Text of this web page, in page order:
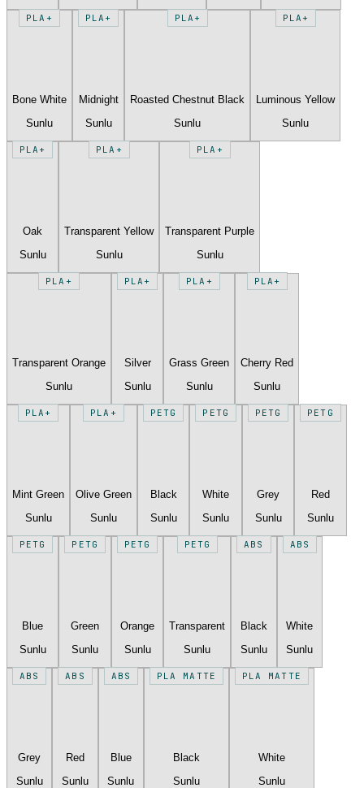
PLA+
Bone White
Sunlu
PLA+
Midnight
Sunlu
PLA+
Roasted Chestnut Black
Sunlu
PLA+
Luminous Yellow
Sunlu
PLA+
Oak
Sunlu
PLA+
Transparent Yellow
Sunlu
PLA+
Transparent Purple
Sunlu
PLA+
Transparent Orange
Sunlu
PLA+
Silver
Sunlu
PLA+
Grass Green
Sunlu
PLA+
Cherry Red
Sunlu
PLA+
Mint Green
Sunlu
PLA+
Olive Green
Sunlu
PETG
Black
Sunlu
PETG
White
Sunlu
PETG
Grey
Sunlu
PETG
Red
Sunlu
PETG
Blue
Sunlu
PETG
Green
Sunlu
PETG
Orange
Sunlu
PETG
Transparent
Sunlu
ABS
Black
Sunlu
ABS
White
Sunlu
ABS
Grey
Sunlu
ABS
Red
Sunlu
ABS
Blue
Sunlu
PLA MATTE
Black
Sunlu
PLA MATTE
White
Sunlu